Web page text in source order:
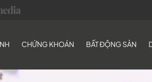
CHỨNG KHOÁN BẤT ĐỘNG SẢN